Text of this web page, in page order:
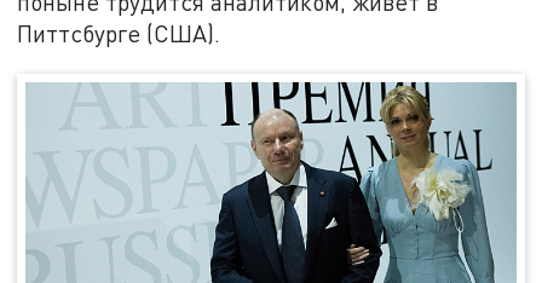
Питтсбурге (США).